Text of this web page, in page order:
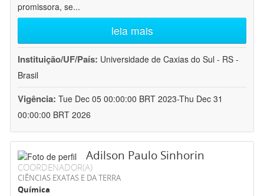
promissora, se...
leia mais
Instituição/UF/País: Universidade de Caxias do Sul - RS -
Brasil
Vigência: Tue Dec 05 00:00:00 BRT 2023-Thu Dec 31
00:00:00 BRT 2026
Adilson Paulo Sinhorin
COORDENADOR(A)
CIÊNCIAS EXATAS E DA TERRA
Química